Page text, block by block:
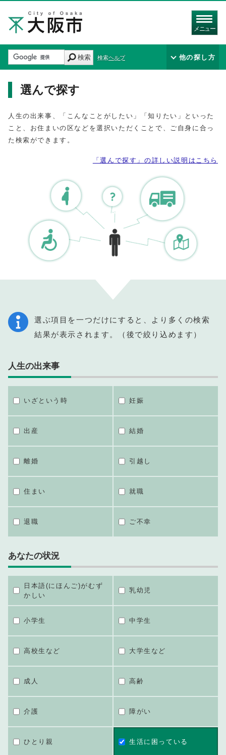
メニュー
検索 検索ヘルプ 他の探し方
選んで探す
人生の出来事、「こんなことがしたい」「知りたい」といった
こと、お住まいの区などを選択いただくことで、ご自身に合っ
た検索ができます。
「選んで探す」の詳しい説明はこちら
選ぶ項目を一つだけにすると、より多くの検索
結果が表示されます。（後で絞り込めます）
人生の出来事
いざという時 妊娠
出産 結婚
離婚 引越し
住まい 就職
退職 ご不幸
あなたの状況
日本語(にほんご)がむず
かしい
乳幼児
小学生 中学生
高校生など 大学生など
成人 高齢
介護 障がい
ひとり親 生活に困っている